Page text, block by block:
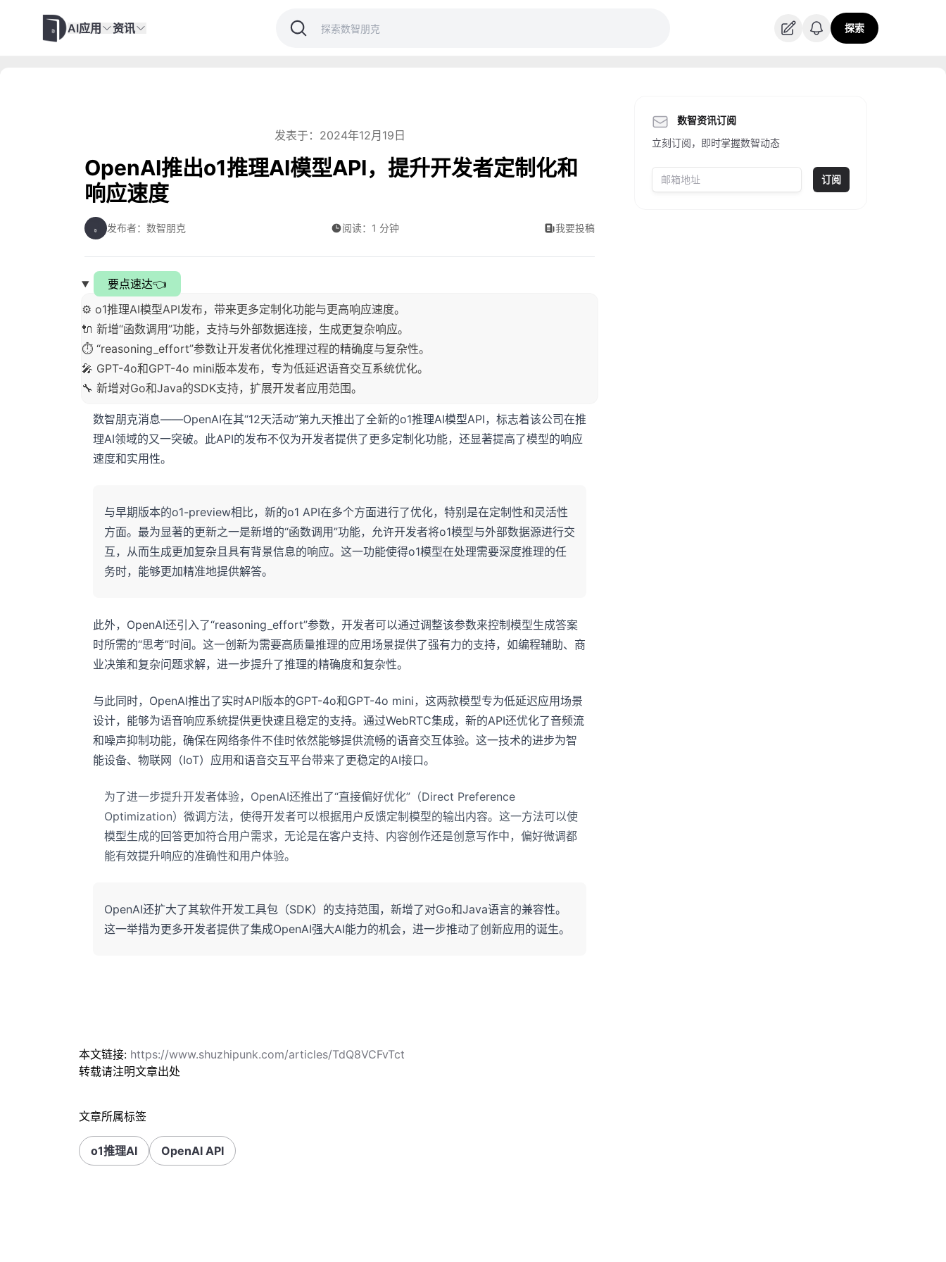
AI应用 资讯 探索
发表于：2024年12月19日
OpenAI推出o1推理AI模型API，提升开发者定制化和
响应速度
发布者：数智朋克 阅读：1 分钟 我要投稿
要点速达👈
⚙️ o1推理AI模型API发布，带来更多定制化功能与更高响应速度。
🔌 新增“函数调用”功能，支持与外部数据连接，生成更复杂响应。
⏱️ “reasoning_effort”参数让开发者优化推理过程的精确度与复杂性。
🎤 GPT-4o和GPT-4o mini版本发布，专为低延迟语音交互系统优化。
🔧 新增对Go和Java的SDK支持，扩展开发者应用范围。
数智朋克消息——OpenAI在其“12天活动”第九天推出了全新的o1推理AI模型API，标志着该公司在推
理AI领域的又一突破。此API的发布不仅为开发者提供了更多定制化功能，还显著提高了模型的响应
速度和实用性。
与早期版本的o1-preview相比，新的o1 API在多个方面进行了优化，特别是在定制性和灵活性
方面。最为显著的更新之一是新增的“函数调用”功能，允许开发者将o1模型与外部数据源进行交
互，从而生成更加复杂且具有背景信息的响应。这一功能使得o1模型在处理需要深度推理的任
务时，能够更加精准地提供解答。
此外，OpenAI还引入了“reasoning_effort”参数，开发者可以通过调整该参数来控制模型生成答案
时所需的“思考”时间。这一创新为需要高质量推理的应用场景提供了强有力的支持，如编程辅助、商
业决策和复杂问题求解，进一步提升了推理的精确度和复杂性。
与此同时，OpenAI推出了实时API版本的GPT-4o和GPT-4o mini，这两款模型专为低延迟应用场景
设计，能够为语音响应系统提供更快速且稳定的支持。通过WebRTC集成，新的API还优化了音频流
和噪声抑制功能，确保在网络条件不佳时依然能够提供流畅的语音交互体验。这一技术的进步为智
能设备、物联网（IoT）应用和语音交互平台带来了更稳定的AI接口。
为了进一步提升开发者体验，OpenAI还推出了“直接偏好优化”（Direct Preference
Optimization）微调方法，使得开发者可以根据用户反馈定制模型的输出内容。这一方法可以使
模型生成的回答更加符合用户需求，无论是在客户支持、内容创作还是创意写作中，偏好微调都
能有效提升响应的准确性和用户体验。
OpenAI还扩大了其软件开发工具包（SDK）的支持范围，新增了对Go和Java语言的兼容性。
这一举措为更多开发者提供了集成OpenAI强大AI能力的机会，进一步推动了创新应用的诞生。
数智资讯订阅
立刻订阅，即时掌握数智动态
订阅
本文链接: https://www.shuzhipunk.com/articles/TdQ8VCFvTct
转载请注明文章出处
文章所属标签
o1推理AI OpenAI API